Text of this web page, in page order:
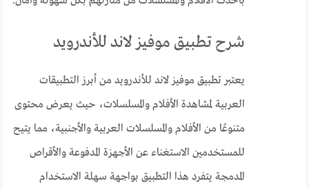
شرح تطبيق موفيز لاند للأندرويد
يعتبر تطبيق موفيز لاند للأندرويد من أبرز التطبيقات
العربية لمشاهدة الأفلام والمسلسلات، حيث يعرض محتوى
متنوعًا من الأفلام والمسلسلات العربية والأجنبية، مما يتيح
للمستخدمين الاستغناء عن الأجهزة المدفوعة والأقراص
المدمجة يتفرد هذا التطبيق بواجهة سهلة الاستخدام